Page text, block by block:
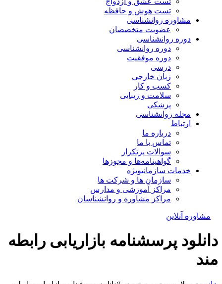
تست هوش و حافظه
مشاوره روانشناسی
عضویت متخصصان
دوره روانشناسی
دوره روانشناسی
دوره موفقیت
درسی
زبان خارجی
کسب و کار
سلامت و زیبایی
پزشکی
مجله روانشناسی
ارتباط
درباره ما
تماس با ما
سوالات پرتکرار
گواهینامه‌ها و مجوزها
خدمات سازمانیویژه
سازمان ها و شرکت ها
مراکز آموزشی و مدارس
مراکز مشاوره و روانشناسان
مشاوره آنلاین
دانلود پرسشنامه بازاریابی رابطه
مند